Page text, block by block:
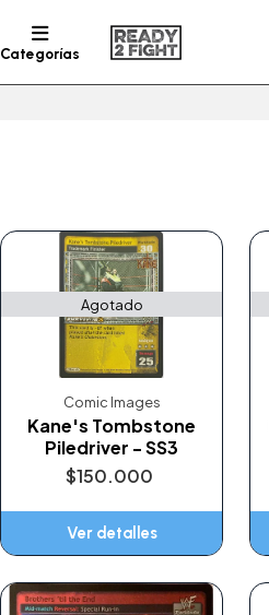
Categorías
Agotado
Comic Images
Kane's Tombstone
Piledriver - SS3
$150.000
Ver detalles